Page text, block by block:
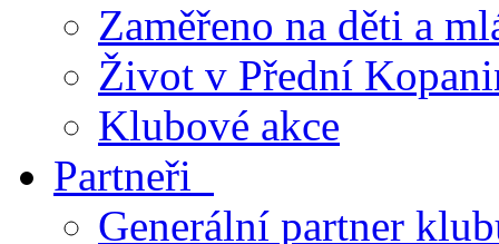
Zaměřeno na děti a
Život v Přední
Klubové akce
Partneři
Generální partner